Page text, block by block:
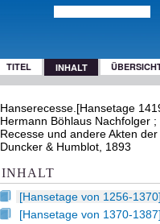
TITEL INHALT
Hanserecesse.[Hansetage
Hermann Böhlaus Nachfolger
Recesse und andere Akten
Duncker & Humblot, 1893
INHALT
[Hansetage von 1256-
[Hansetage von 1370-